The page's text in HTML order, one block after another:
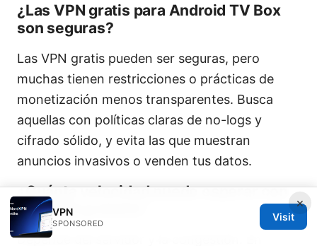
¿Las VPN gratis para Android TV Box
son seguras?
Las VPN gratis pueden ser seguras, pero
muchas tienen restricciones o prácticas de
monetización menos transparentes. Busca
aquellas con políticas claras de no-logs y
cifrado sólido, y evita las que muestran
anuncios invasivos o venden tus datos.
¿Cuánta velocidad puedo esperar con
una VPN gratuita?
Depende del servidor y la congestión. En
×
VPN
SPONSORED
Visit